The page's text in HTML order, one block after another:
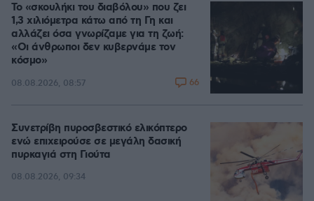
Το «σκουλήκι του διαβόλου» που ζει
1,3 χιλιόμετρα κάτω από τη Γη και
αλλάζει όσα γνωρίζαμε για τη ζωή:
«Οι άνθρωποι δεν κυβερνάμε τον
κόσμο»
08.08.2026, 08:57 66
Συνετρίβη πυροσβεστικό ελικόπτερο
ενώ επιχειρούσε σε μεγάλη δασική
πυρκαγιά στη Γιούτα
08.08.2026, 09:34